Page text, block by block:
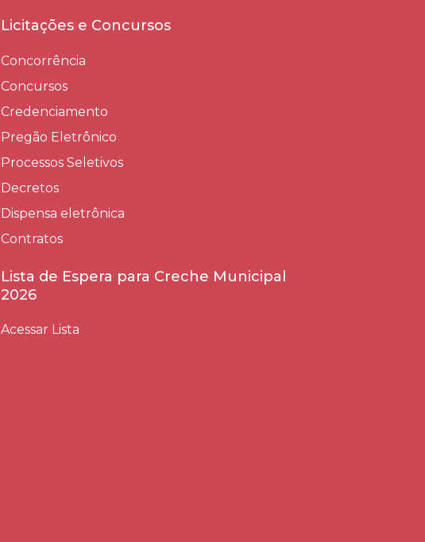
Licitações e Concursos
Concorrência
Concursos
Credenciamento
Pregão Eletrônico
Processos Seletivos
Decretos
Dispensa eletrônica
Contratos
Lista de Espera para Creche Municipal
2026
Acessar Lista